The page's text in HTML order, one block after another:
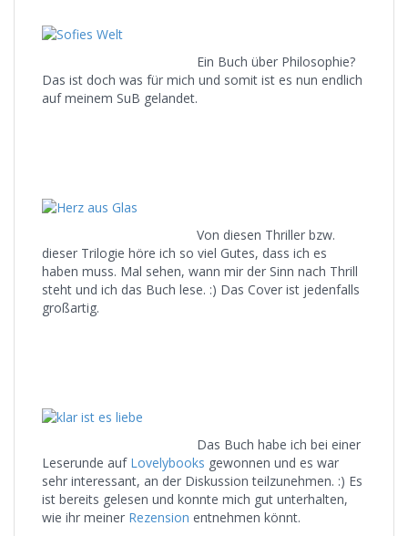
Ein Buch über Philosophie?
Das ist doch was für mich und somit ist es nun endlich
auf meinem SuB gelandet.
Von diesen Thriller bzw.
dieser Trilogie höre ich so viel Gutes, dass ich es
haben muss. Mal sehen, wann mir der Sinn nach Thrill
steht und ich das Buch lese. :) Das Cover ist jedenfalls
großartig.
Das Buch habe ich bei einer
Leserunde auf Lovelybooks gewonnen und es war
sehr interessant, an der Diskussion teilzunehmen. :) Es
ist bereits gelesen und konnte mich gut unterhalten,
wie ihr meiner Rezension entnehmen könnt.